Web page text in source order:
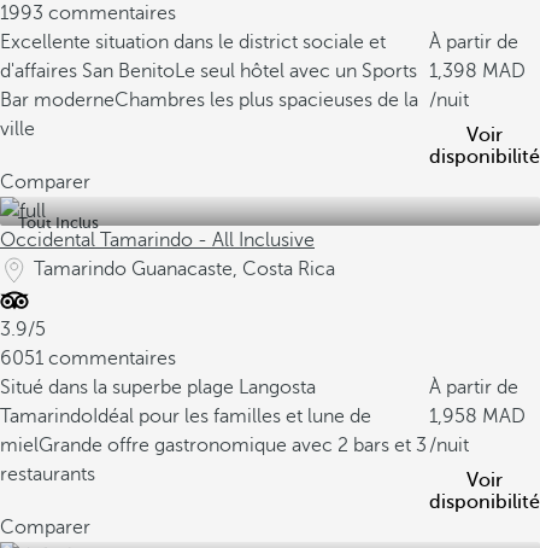
1993 commentaires
Excellente situation dans le district sociale et
d'affaires San BenitoLe seul hôtel avec un Sports
Bar moderneChambres les plus spacieuses de la
ville
À partir de
1,398
/nuit
Voir
disponibilité
Comparer
Tout Inclus
Occidental Tamarindo - All Inclusive
Tamarindo Guanacaste, Costa Rica
3.9/5
6051 commentaires
Situé dans la superbe plage Langosta
Tamarindo Idéal pour les familles et lune de
mielGrande offre gastronomique avec 2 bars et 3
restaurants
À partir de
1,958
/nuit
Voir
disponibilité
Comparer